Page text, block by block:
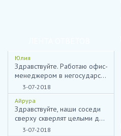
Юлия
Здравствуйте. Работаю офис-
менеджером в негосударс...
3-07-2018
Айрура
Здравствуйте, наши соседи
сверху скверлят целыми д...
3-07-2018